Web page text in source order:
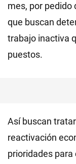
mes, por pedido
que buscan
trabajo inactiva
puestos.
Así buscan
reactivación
prioridades